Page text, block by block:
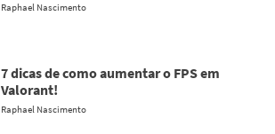
Raphael Nascimento
7 dicas de como aumentar o FPS em
Valorant!
Raphael Nascimento